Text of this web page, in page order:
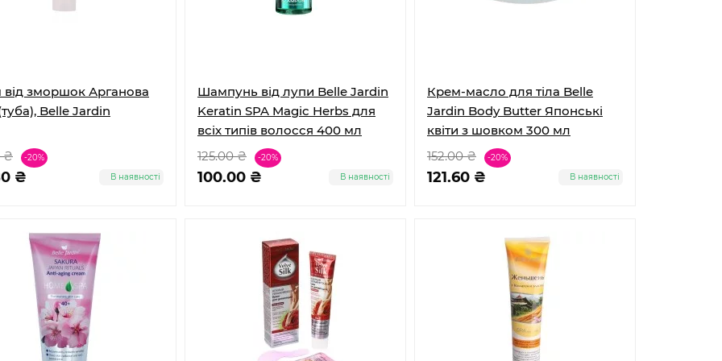
зморшок Арганова
Belle Jardin
₴ -20%
₴ В наявності
Шампунь від лупи Belle Jardin
Keratin SPA Magic Herbs для
всіх типів волосся 400 мл
125.00 ₴
-20%
100.00 ₴ В наявності
Крем-масло для тіла Belle
Jardin Body Butter Японські
квіти з шовком 300 мл
152.00 ₴
-20%
121.60 ₴ В наявності